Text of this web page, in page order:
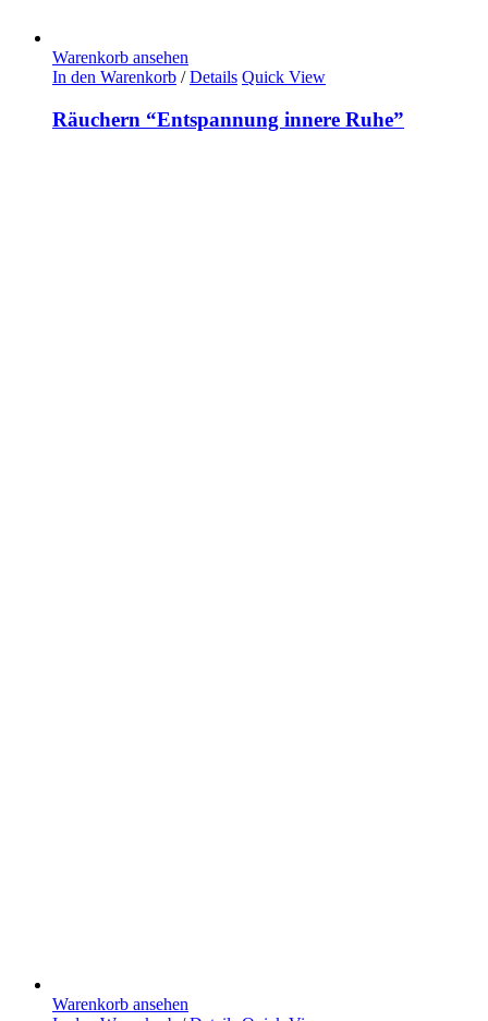
Warenkorb ansehen
In den Warenkorb / Details Quick View
Räuchern “Entspannung innere Ruhe”
Warenkorb ansehen